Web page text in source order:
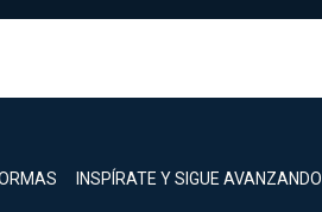
INSPÍRATE Y SIGUE AVANZANDO